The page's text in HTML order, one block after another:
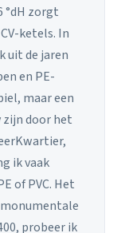
°dH zorgt
ketels. In
uit de jaren
en PE-
maar een
door het
ik vaak
of PVC. Het
probeer ik